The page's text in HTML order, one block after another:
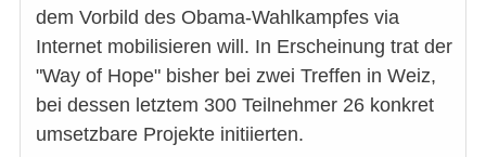
dem Vorbild des Obama-Wahlkampfes via
Internet mobilisieren will. In Erscheinung trat der
"Way of Hope" bisher bei zwei Treffen in Weiz,
bei dessen letztem 300 Teilnehmer 26 konkret
umsetzbare Projekte initiierten.